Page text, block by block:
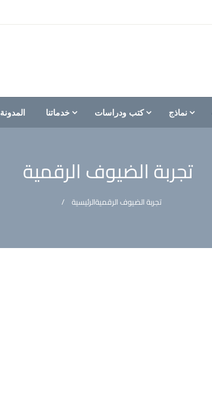
نماذج كتب ودراسات خدماتنا المدونة
تجربة الضيوف الرقمية
الرئيسيةتجربة الضيوف الرقمية